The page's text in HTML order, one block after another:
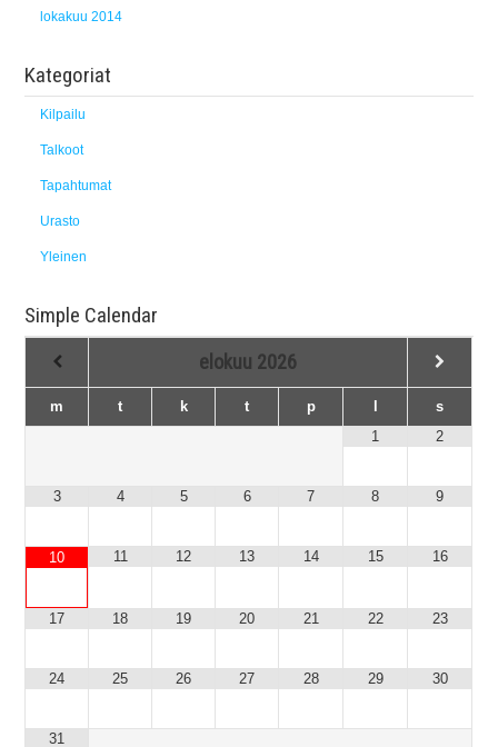
lokakuu 2014
Kategoriat
Kilpailu
Talkoot
Tapahtumat
Urasto
Yleinen
Simple Calendar
elokuu 2026
m t k t p
s
1
2
3 4 5 6 7 8 9
10 11 12 13 14 15 16
17 18 19 20 21 22 23
24 25 26 27 28 29 30
31